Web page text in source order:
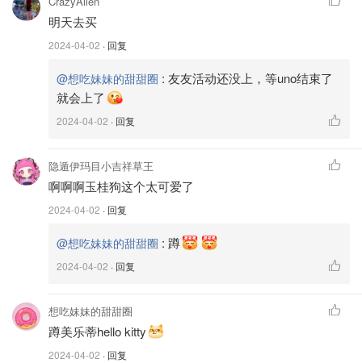
图片来源于@youtube mcdonalduk，版权属于原作者
英区宣传虽然比较安静，但资深粉丝发现，英国的麦当劳开
联名的预告！在UNO卡牌联名结束后就将推出这个新活
动，包装左下角有图有真相?
明天去买
2024-04-02 · 回复
@想吃妹妹的甜甜圈 : 友友活动还没上，等uno结束了
就会上了
2024-04-02 · 回复
隐遁伊玛目小吉祥草王
啊啊啊玉桂狗这个太可爱了
2024-04-02 · 回复
@想吃妹妹的甜甜圈 : 蹲
2024-04-02 · 回复
想吃妹妹的甜甜圈
蹲美乐蒂hello kitty
2024-04-02 · 回复